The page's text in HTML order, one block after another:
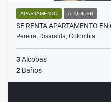
APARTAMENTO ALQUILER
SE RENTA APARTAMENTO EN
Pereira, Risaralda, Colombia
3Alcobas
2 Baños